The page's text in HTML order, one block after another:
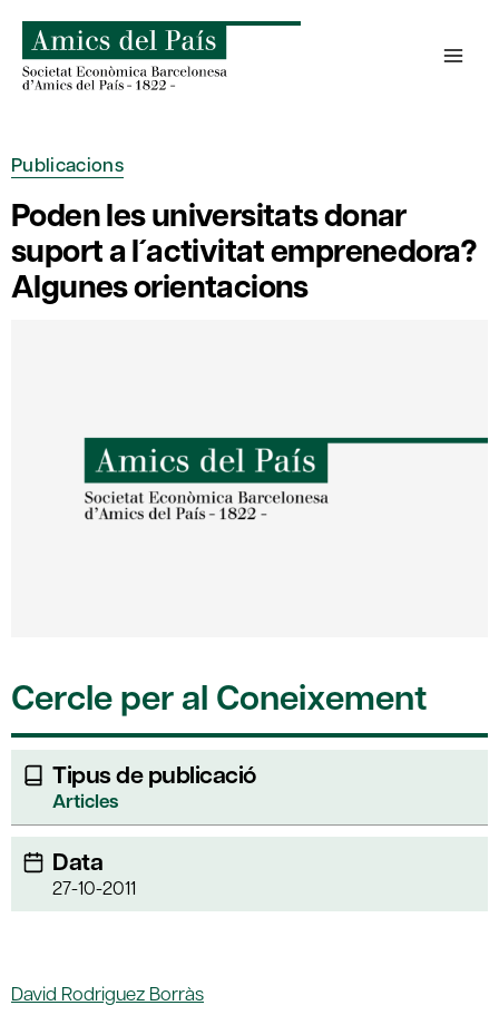
content
Publicacions
Poden les universitats donar
suport a l´activitat emprenedora?
Algunes orientacions
Cercle per al Coneixement
Tipus de publicació
Articles
Data
27-10-2011
David Rodriguez Borràs